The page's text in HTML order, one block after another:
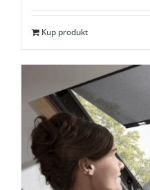
Kup produkt